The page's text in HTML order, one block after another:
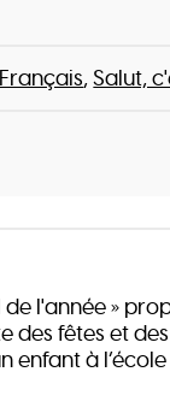
Salut,
l'année »
des fêtes et
enfant à